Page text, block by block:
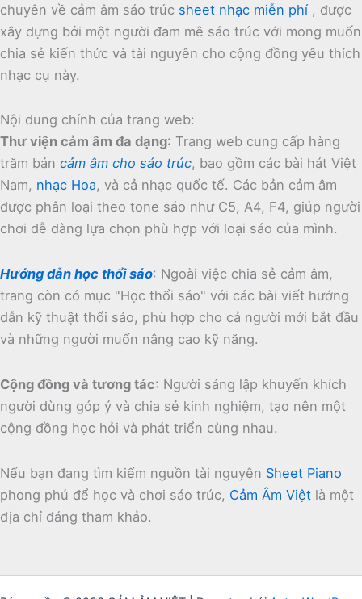
chuyên về cảm âm sáo trúc sheet nhạc miễn phí , được
xây dựng bởi một người đam mê sáo trúc với mong muốn
chia sẻ kiến thức và tài nguyên cho cộng đồng yêu thích
nhạc cụ này.
Nội dung chính của trang web:
Thư viện cảm âm đa dạng: Trang web cung cấp hàng
trăm bản cảm âm cho sáo trúc, bao gồm các bài hát Việt
Nam, nhạc Hoa, và cả nhạc quốc tế. Các bản cảm âm
được phân loại theo tone sáo như C5, A4, F4, giúp người
chơi dễ dàng lựa chọn phù hợp với loại sáo của mình.
Hướng dẫn học thổi sáo: Ngoài việc chia sẻ cảm âm,
trang còn có mục "Học thổi sáo" với các bài viết hướng
dẫn kỹ thuật thổi sáo, phù hợp cho cả người mới bắt đầu
và những người muốn nâng cao kỹ năng.
Cộng đồng và tương tác: Người sáng lập khuyến khích
người dùng góp ý và chia sẻ kinh nghiệm, tạo nên một
cộng đồng học hỏi và phát triển cùng nhau.
Nếu bạn đang tìm kiếm nguồn tài nguyên Sheet Piano
phong phú để học và chơi sáo trúc, Cảm Âm Việt là một
địa chỉ đáng tham khảo.